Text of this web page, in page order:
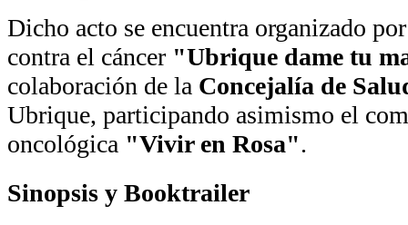
Dicho acto se encuentra organizado
contra el cáncer "Ubrique dame tu
colaboración de la Concejalía de
Ubrique, participando asimismo el
oncológica "Vivir en Rosa".
Sinopsis y Booktrailer